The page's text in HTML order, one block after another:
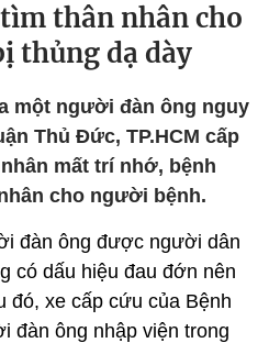
thân nhân cho
thủng dạ dày
một người đàn ông nguy
Thủ Đức, TP.HCM cấp
mất trí nhớ, bệnh
cho người bệnh.
đàn ông được người dân
có dấu hiệu đau đớn nên
đó, xe cấp cứu của Bệnh
đàn ông nhập viện trong